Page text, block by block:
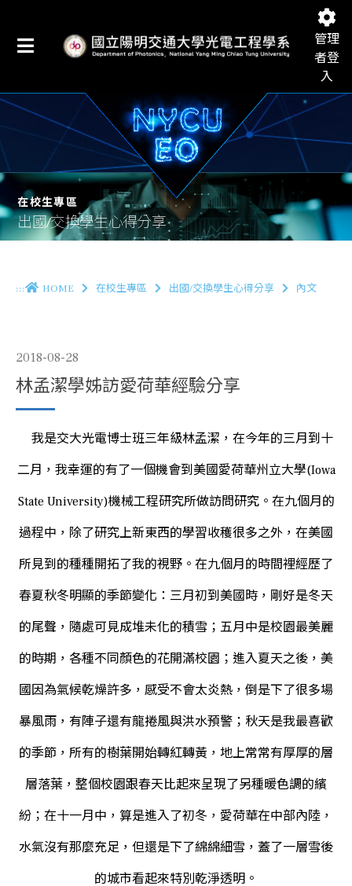
管理
者登
入
國立陽明交通大學光電工程學系
在校生專區
出國/交換學生心得分享
::: HOME 在校生專區 出國/交換學生心得分享 內文
2018-08-28
林孟潔學姊訪愛荷華經驗分享
我是交大光電博士班三年級林孟潔，在今年的三月到十
二月，我幸運的有了一個機會到美國愛荷華州立大學(Iowa
State University)機械工程研究所做訪問研究。在九個月的
過程中，除了研究上新東西的學習收穫很多之外，在美國
所見到的種種開拓了我的視野。在九個月的時間裡經歷了
春夏秋冬明顯的季節變化：三月初到美國時，剛好是冬天
的尾聲，隨處可見成堆未化的積雪；五月中是校園最美麗
的時期，各種不同顏色的花開滿校園；進入夏天之後，美
國因為氣候乾燥許多，感受不會太炎熱，倒是下了很多場
暴風雨，有陣子還有龍捲風與洪水預警；秋天是我最喜歡
的季節，所有的樹葉開始轉紅轉黃，地上常常有厚厚的層
層落葉，整個校園跟春天比起來呈現了另種暖色調的繽
紛；在十一月中，算是進入了初冬，愛荷華在中部內陸，
水氣沒有那麼充足，但還是下了綿綿細雪，蓋了一層雪後
的城市看起來特別乾淨透明。